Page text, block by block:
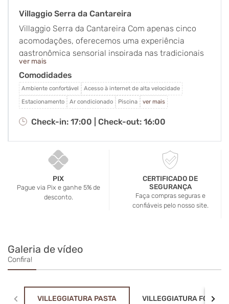
Villaggio Serra da Cantareira
Villaggio Serra da Cantareira Com apenas cinco
acomodações, oferecemos uma experiência
gastronômica sensorial inspirada nas tradicionais
locandas italianas. Como em uma vila italiana, o
café da manhã, o almoço e o jantar são preparados
na hora, de forma artesanal, com ingredientes
cuidadosamente selecionados e respeito ao tempo
de cada receita. Tudo já incluido na diaria!
ver mais
Comodidades
Ambiente confortável
Acesso à internet de alta velocidade
Estacionamento
Ar condicionado Piscina ver mais
Check-in: 17:00 | Check-out: 16:00
PIX
Pague via Pix e ganhe 5% de
desconto.
CERTIFICADO DE
SEGURANÇA
Faça compras seguras e
confiáveis pelo nosso site.
Galeria de vídeo
Confira!
VILLEGGIATURA PASTA VILLEGGIATURA FONDUE